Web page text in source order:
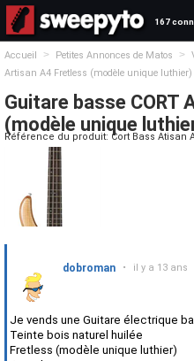
167
Accueil > Petites Annonces de Matos >
Artisan A4 Fretless (modèle unique luthier)
Guitare basse CORT
(modèle unique
Référence du produit: Cort Bass Atisan
dobroman • il y a 13 ans
Je vends une Guitare électrique
Teinte bois naturel huilée
Fretless (modèle unique luthier)